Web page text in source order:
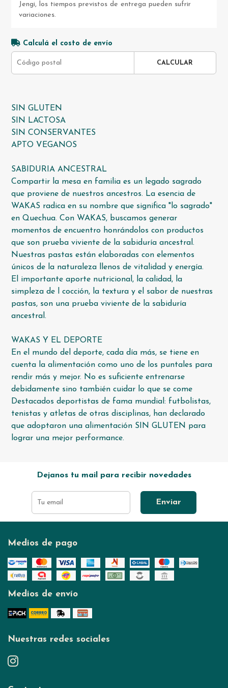
Jengi, los tiempos previstos de entrega pueden sufrir
variaciones.
Calculá el costo de envío
CALCULAR
SIN GLUTEN
SIN LACTOSA
SIN CONSERVANTES
APTO VEGANOS
SABIDURIA ANCESTRAL
Compartir la mesa en familia es un legado sagrado
que proviene de nuestros ancestros. La esencia de
WAKAS radica en su nombre que significa "lo sagrado"
en Quechua. Con WAKAS, buscamos generar
momentos de encuentro honrándolos con productos
que son prueba viviente de la sabiduría ancestral.
Nuestras pastas están elaboradas con elementos
únicos de la naturaleza llenos de vitalidad y energía.
El importante aporte nutricional, la calidad, la
simpleza de l cocción, la textura y el sabor de nuestras
pastas, son una prueba viviente de la sabiduría
ancestral.
WAKAS Y EL DEPORTE
En el mundo del deporte, cada día más, se tiene en
cuenta la alimentación como uno de los puntales para
rendir más y mejor. No es suficiente entrenarse
debidamente sino también cuidar lo que se come
Destacados deportistas de fama mundial: futbolistas,
tenistas y atletas de otras disciplinas, han declarado
que adoptaron una alimentación SIN GLUTEN para
lograr una mejor performance.
Dejanos tu mail para recibir novedades
Enviar
Medios de pago
Medios de envío
Nuestras redes sociales